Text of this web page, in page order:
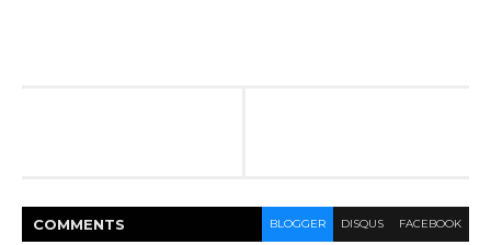
COMMENTS BLOGGER DISQUS FACEBOOK